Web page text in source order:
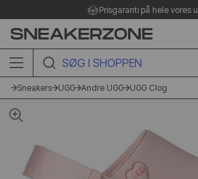
Prisgaranti på hele vores udvalg
SØG I SHOPPEN HER
Sneakers UGG Andre UGG UGG Clog